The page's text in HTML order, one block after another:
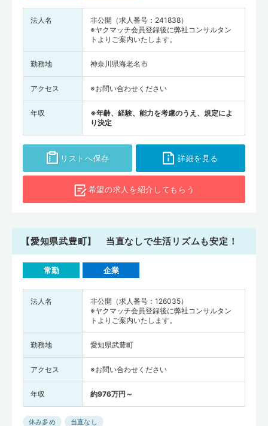
法人名
非公開（求人番号：241838）
※ヤクマッチ会員登録後に弊社コンサルタン
トよりご案内いたします。
勤務地 神奈川県海老名市
アクセス ※お問い合わせください
年収
※年齢、経験、能力を考慮のうえ、規定によ
り決定
リストへ保存 詳細を見る
希望の求人を紹介してもらう
【愛知県武豊町】 当直なしで生活リズムも安定！
常勤 企業
法人名
非公開（求人番号：126035）
※ヤクマッチ会員登録後に弊社コンサルタン
トよりご案内いたします。
勤務地 愛知県武豊町
アクセス ※お問い合わせください
年収 約976万円～
休み多め 当直なし